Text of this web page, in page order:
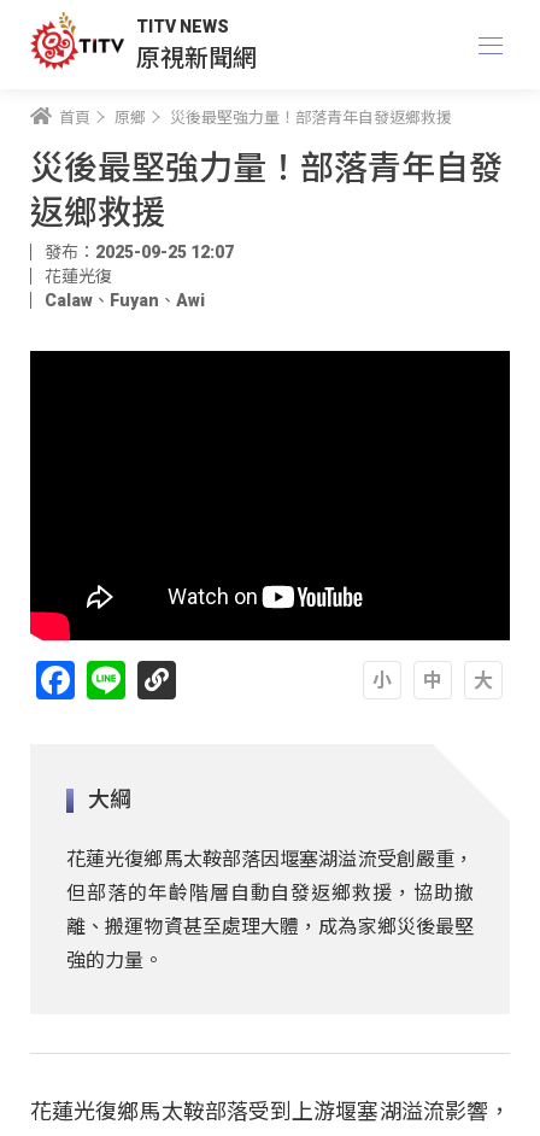
TITV NEWS
原視新聞網
首頁 原鄉 災後最堅強力量！部落青年自發返鄉救援
災後最堅強力量！部落青年自發
返鄉救援
發布：2025-09-25 12:07
花蓮光復
Calaw 、 Fuyan 、 Awi
Facebook
Line
大綱
花蓮光復鄉馬太鞍部落因堰塞湖溢流受創嚴重，
但部落的年齡階層自動自發返鄉救援，協助撤
離、搬運物資甚至處理大體，成為家鄉災後最堅
強的力量。
花蓮光復鄉馬太鞍部落受到上游堰塞湖溢流影響，